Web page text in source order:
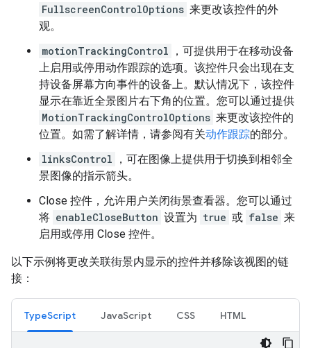
FullscreenControlOptions 来更改该控件的外
观。
motionTrackingControl
，可提供用于在移动设备
上启用或停用动作跟踪的选项。该控件只会出现在支
持设备屏幕方向事件的设备上。默认情况下，该控件
显示在靠近全景图片右下角的位置。您可以通过提供
MotionTrackingControlOptions 来更改该控件的
位置。如需了解详情，请参阅有关动作跟踪的部分。
linksControl
，可在图像上提供用于切换到相邻全
景图像的指示箭头。
Close 控件，允许用户关闭街景查看器。您可以通过
将 enableCloseButton 设置为 true 或 false 来
启用或停用 Close 控件。
以下示例将更改关联街景内显示的控件并移除该视图的链
接：
TypeScript JavaScript CSS HTML